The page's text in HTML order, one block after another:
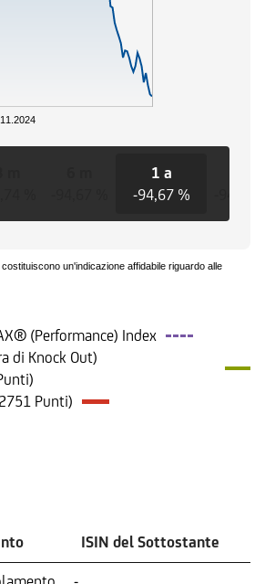
1 a
-94,67 %
un'indicazione affidabile riguardo alle
(Performance) Index
di Knock Out)
Punti)
ISIN del Sottostante